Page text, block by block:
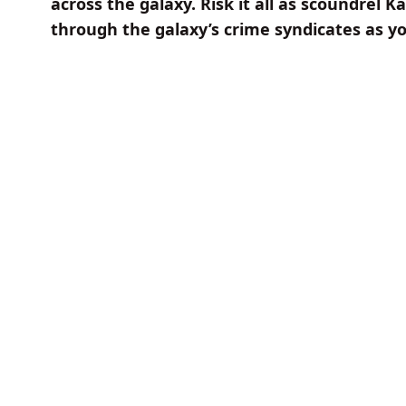
through the galaxy’s crime syndicates as